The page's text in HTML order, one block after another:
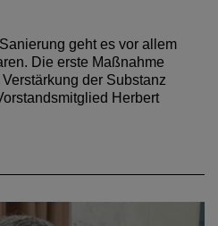
geht es vor allem
Die erste Maßnahme
der Substanz
Herbert